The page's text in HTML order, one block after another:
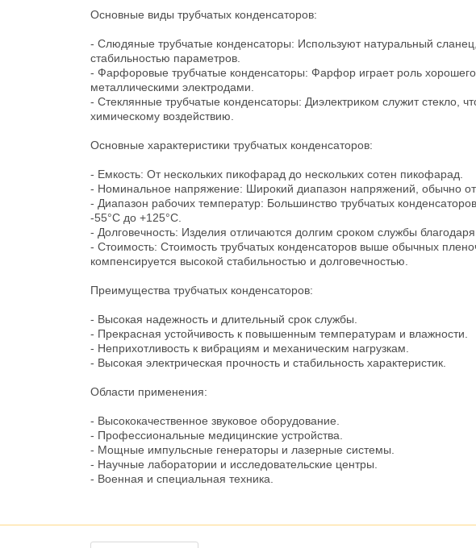
Основные виды трубчатых конденсаторов:
- Слюдяные трубчатые конденсаторы: Используют натуральный
стабильностью параметров.
- Фарфоровые трубчатые конденсаторы: Фарфор играет роль
металлическими электродами.
- Стеклянные трубчатые конденсаторы: Диэлектриком служит стекло,
химическому воздействию.
Основные характеристики трубчатых конденсаторов:
- Емкость: От нескольких пикофарад до нескольких сотен пикофарад.
- Номинальное напряжение: Широкий диапазон напряжений, обычно от
- Диапазон рабочих температур: Большинство трубчатых
-55°C до +125°C.
- Долговечность: Изделия отличаются долгим сроком службы
- Стоимость: Стоимость трубчатых конденсаторов выше обычных
компенсируется высокой стабильностью и долговечностью.
Преимущества трубчатых конденсаторов:
- Высокая надежность и длительный срок службы.
- Прекрасная устойчивость к повышенным температурам и влажности.
- Неприхотливость к вибрациям и механическим нагрузкам.
- Высокая электрическая прочность и стабильность характеристик.
Области применения:
- Высококачественное звуковое оборудование.
- Профессиональные медицинские устройства.
- Мощные импульсные генераторы и лазерные системы.
- Научные лаборатории и исследовательские центры.
- Военная и специальная техника.